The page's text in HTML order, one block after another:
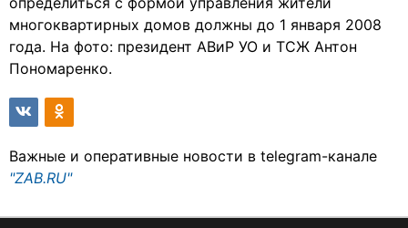
многоквартирных домов должны до 1 января 2008
года. На фото: президент АВиР УО и ТСЖ Антон
Пономаренко.
Важные и оперативные новости в telegram-канале
"ZAB.RU"